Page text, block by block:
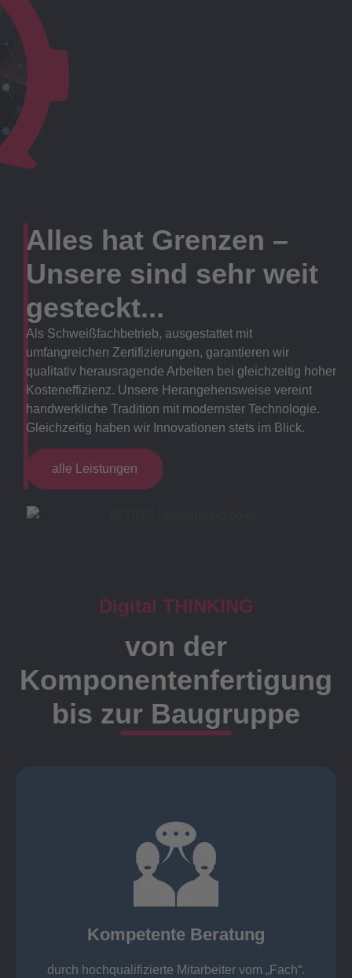
Alles hat Grenzen –
Unsere sind sehr weit
gesteckt...
Als Schweißfachbetrieb, ausgestattet mit
umfangreichen Zertifizierungen, garantieren wir
qualitativ herausragende Arbeiten bei gleichzeitig hoher
Kosteneffizienz. Unsere Herangehensweise vereint
handwerkliche Tradition mit modernster Technologie.
Gleichzeitig haben wir Innovationen stets im Blick.
alle Leistungen
Digital THINKING
von der
Komponentenfertigung
bis zur Baugruppe
Kompetente Beratung
durch hochqualifizierte Mitarbeiter vom „Fach“.
Kompetente Beratung durch
„Fach“.
findet die Kundenbetreuung ausschließlich durch
Meister, Techniker oder Ingenieure statt.
Ansprechpartner